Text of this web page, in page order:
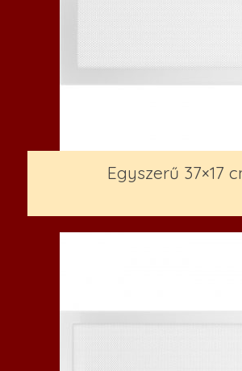
Egyszerű 37×17